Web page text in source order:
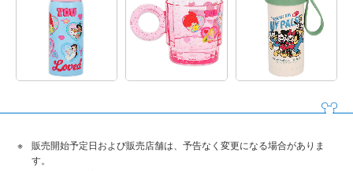
販売開始予定日および販売店舗は、予告なく変更になる場合がありま
す。